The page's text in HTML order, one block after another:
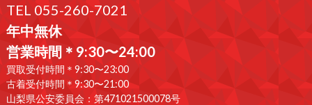
TEL 055-260-7021
年中無休
営業時間＊9:30〜24:00
買取受付時間＊9:30〜23:00
古着受付時間＊9:30〜21:00
山梨県公安委員会：第471021500078号